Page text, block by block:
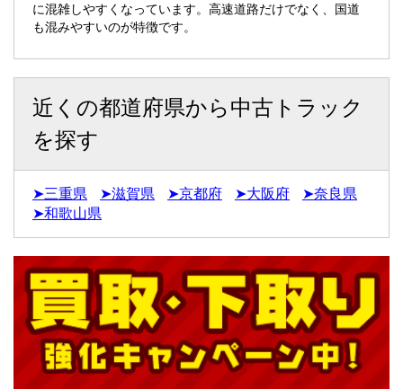
に混雑しやすくなっています。高速道路だけでなく、国道
も混みやすいのが特徴です。
近くの都道府県から中古トラック
を探す
➤三重県 ➤滋賀県 ➤京都府 ➤大阪府
➤奈良県
➤和歌山県